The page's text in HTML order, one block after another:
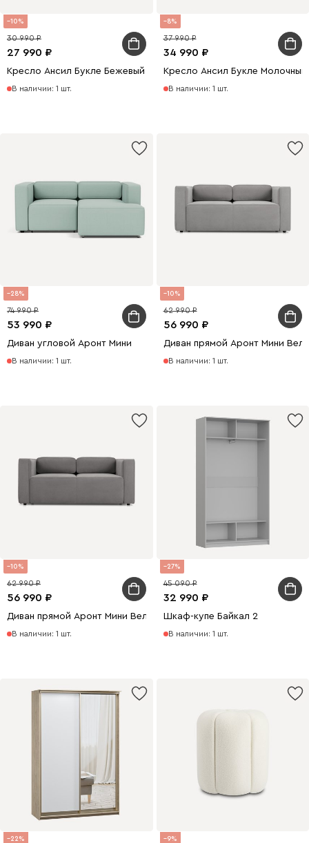
10
27 990
30 990
Кресло Ансил Букле Бежевый
В наличии: 1 шт.
8
34 990
37 990
Кресло Ансил Букле Молочный
В наличии: 1 шт.
28
53 990
74 990
Диван угловой Аронт Мини
В наличии: 1 шт.
10
56 990
62 990
Диван прямой Аронт Мини
В наличии: 1 шт.
10
56 990
62 990
Диван прямой Аронт Мини Велюр Серый
В наличии: 1 шт.
27
32 990
45 090
Шкаф-купе Байкал 2
В наличии: 1 шт.
22 9